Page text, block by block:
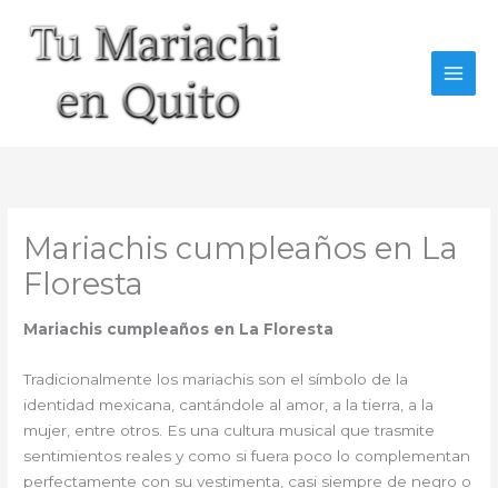
contenido
Mariachis cumpleaños en La
Floresta
Mariachis cumpleaños en La Floresta
Tradicionalmente los mariachis son el símbolo de la
identidad mexicana, cantándole al amor, a la tierra, a la
mujer, entre otros. Es una cultura musical que trasmite
sentimientos reales y como si fuera poco lo complementan
perfectamente con su vestimenta, casi siempre de negro o